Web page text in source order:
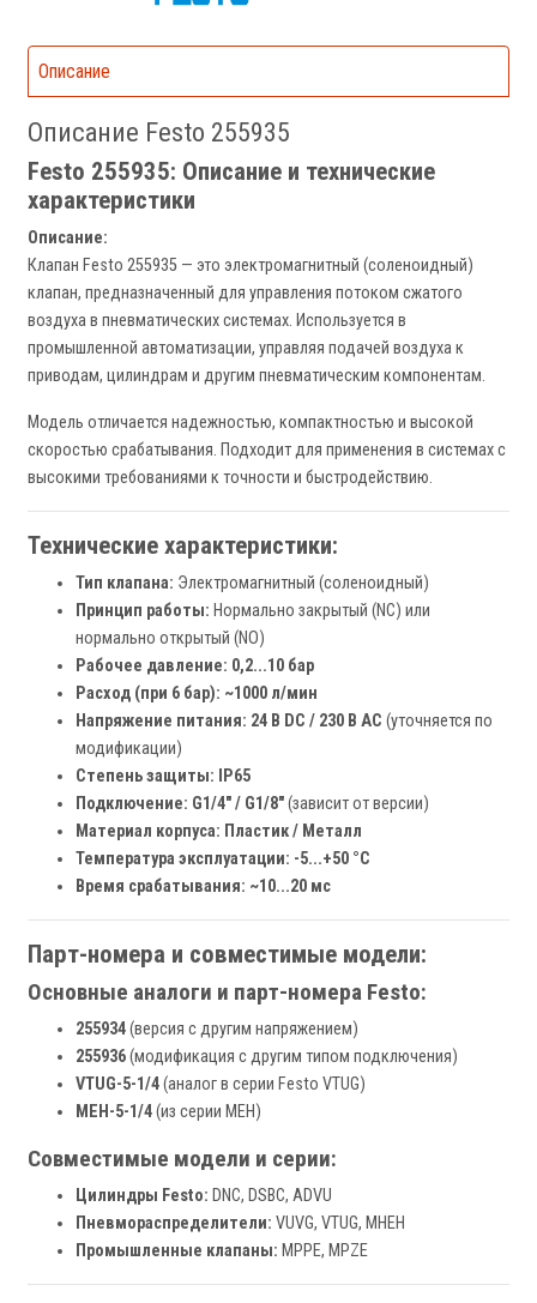
Описание
Описание Festo 255935
Festo 255935: Описание и технические
характеристики
Описание:
Клапан Festo 255935 — это электромагнитный (соленоидный)
клапан, предназначенный для управления потоком сжатого
воздуха в пневматических системах. Используется в
промышленной автоматизации, управляя подачей воздуха к
приводам, цилиндрам и другим пневматическим компонентам.
Модель отличается надежностью, компактностью и высокой
скоростью срабатывания. Подходит для применения в системах с
высокими требованиями к точности и быстродействию.
Технические характеристики:
Тип клапана: Электромагнитный (соленоидный)
Принцип работы: Нормально закрытый (NC) или
нормально открытый (NO)
Рабочее давление: 0,2...10 бар
Расход (при 6 бар): ~1000 л/мин
Напряжение питания: 24 В DC / 230 В AC (уточняется по
модификации)
Степень защиты:
IP65
Подключение: G1/4" / G1/8"(зависит от версии)
Материал корпуса: Пластик / Металл
Температура эксплуатации: -5...+50 °C
Время срабатывания: ~10...20 мс
Парт-номера и совместимые модели:
Основные аналоги и парт-номера Festo:
255934(версия с другим напряжением)
255936(модификация с другим типом подключения)
VTUG-5-1/4(аналог в серии Festo VTUG)
MEH-5-1/4(из серии MEH)
Совместимые модели и серии:
Цилиндры Festo: DNC, DSBC, ADVU
Пневмораспределители: VUVG, VTUG, MHEH
Промышленные клапаны: MPPE, MPZE